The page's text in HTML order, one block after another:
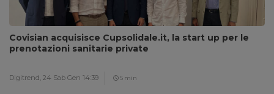
Covisian acquisisce Cupsolidale.it, la start up per le
prenotazioni sanitarie private
Digitrend, 24 Sab Gen 14:39 5 min